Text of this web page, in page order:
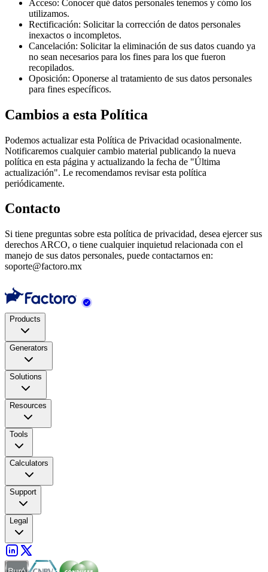
Acceso: Conocer qué datos personales tenemos y cómo los
utilizamos.
Rectificación: Solicitar la corrección de datos personales
inexactos o incompletos.
Cancelación: Solicitar la eliminación de sus datos cuando ya
no sean necesarios para los fines para los que fueron
recopilados.
Oposición: Oponerse al tratamiento de sus datos personales
para fines específicos.
Cambios a esta Política
Podemos actualizar esta Política de Privacidad ocasionalmente.
Notificaremos cualquier cambio material publicando la nueva
política en esta página y actualizando la fecha de "Última
actualización". Le recomendamos revisar esta política
periódicamente.
Contacto
Si tiene preguntas sobre esta política de privacidad, desea ejercer sus
derechos ARCO, o tiene cualquier inquietud relacionada con el
manejo de sus datos personales, puede contactarnos en:
soporte@factoro.mx
Products
Generators
Solutions
Resources
Tools
Calculators
Support
Legal